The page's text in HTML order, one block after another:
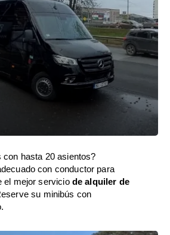
hasta 20 asientos?
con conductor para
el mejor servicio de alquiler de
su minibús con